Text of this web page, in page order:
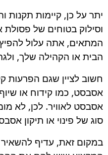
יתר על כן, קיימות תקנות
וסילוק בטוחים של
המתאים, אתה עלול
הבית או הקהילה שלך,
חשוב לציין שגם הפרעות
אסבסט, כמו קידוח או
אסבסט לאוויר. לכן, לא
סוג של פינוי או תיקון
במקום זאת, עדיף